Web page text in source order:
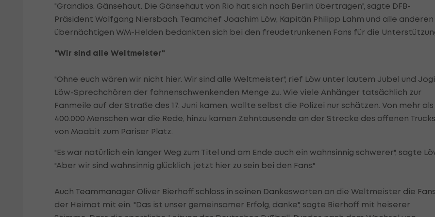
"Grandios. Gänsehaut. Die Gänsehaut von Rio hat sich nach Berlin übertragen", sagte DFB-
Präsident Wolfgang Niersbach. Teamchef Joachim Löw, Kapitän Philipp Lahm und alle anderen
übernächtigen WM-Helden bedankten sich bei den freudetrunkenen Fans für die
"Wir sind alle Weltmeister"
"Ohne euch wären wir nicht hier. Wir sind alle Weltmeister", rief Löw unter lautem Jubel und
Löw-Sprechchören der fahnenschwenkenden Menge zu. Wie viele Anhänger tatsächlich zur
Fanmeile auf der Straße des 17. Juni kamen, wollte selbst die Polizei nur schätzen. Von mehr als
400.000 Menschen war die Rede, hinzu kamen Zehntausende an der Strecke des offenen Trucks
von Moabit zum Pariser Platz.
"Es war natürlich ein langer Weg zum Titel und am Ende auch ein wahnsinnig schwerer", sagte
"Aber wir sind wahnsinnig glücklich, jetzt hier zu sein bei den Fans."
Auch Teammanager Oliver Bierhoff schloss in seinen Dankesworten an die Weltmeister die
der Heimat mit ein. "Das ist unser gemeinsamer Erfolg, danke", sagte Bierhoff mit heiserer